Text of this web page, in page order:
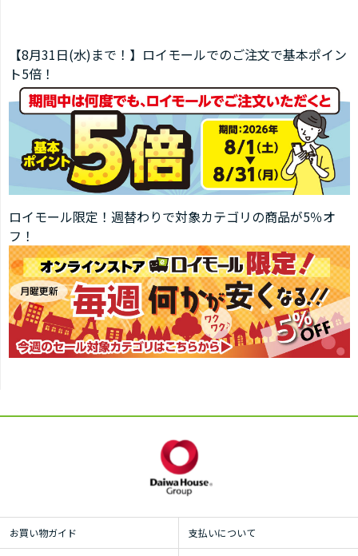
【8月31日(水)まで！】ロイモールでのご注文で基本ポイン
ト5倍！
ロイモール限定！週替わりで対象カテゴリの商品が5％オ
フ！
お買い物ガイド 支払いについて